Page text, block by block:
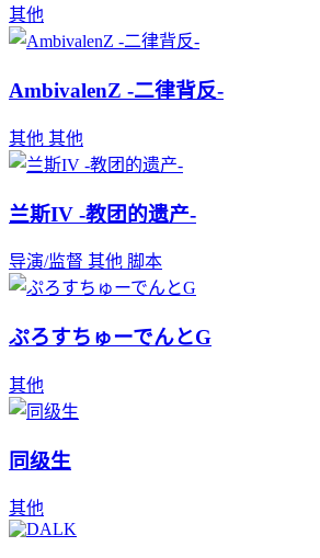
其他
AmbivalenZ -二律背反-
其他 其他
兰斯IV -教团的遗产-
导演/监督 其他 脚本
ぷろすちゅーでんとG
其他
同级生
其他